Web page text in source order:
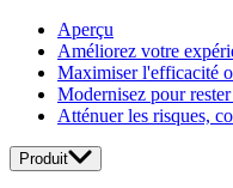
Aperçu
Améliorez votre
Maximiser l'efficacité
Modernisez pour
Atténuer les risques,
Produit